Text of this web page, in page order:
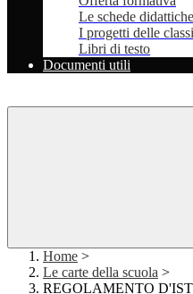
Le schede didattiche
I progetti delle classi
Libri di testo
Documenti utili
Home >
Le carte della scuola >
REGOLAMENTO